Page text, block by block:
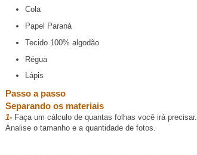
Cola
Papel Paraná
Tecido 100% algodão
Régua
Lápis
Passo a passo
Separando os materiais
1- Faça um cálculo de quantas folhas você irá precisar.
Analise o tamanho e a quantidade de fotos.